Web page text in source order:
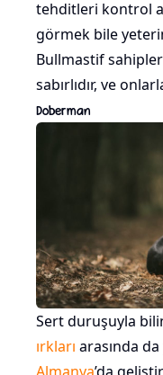
tehditleri kontrol
görmek bile
Bullmastif
sabırlıdır, ve
Doberman
Sert duruşuyla
ırkları arasında